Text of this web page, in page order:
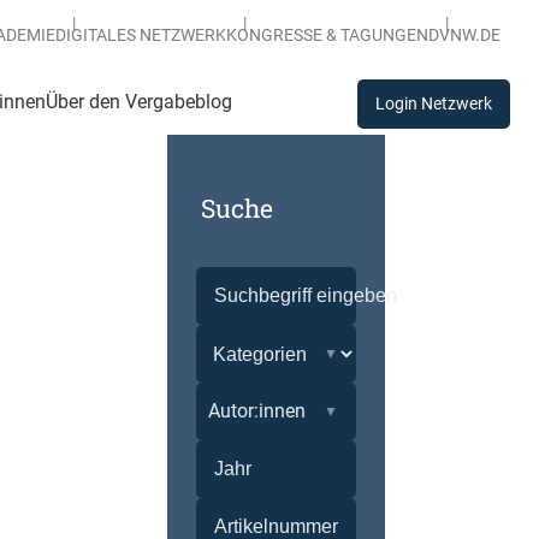
DIGITALES NETZWERKKONGRESSE & TAGUNGENDVNW.DE
Über den Vergabeblog Login Netzwerk
Suche
Autor:innen